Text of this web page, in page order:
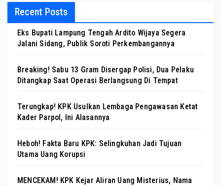
Recent Posts
Eks Bupati Lampung Tengah Ardito Wijaya Segera
Jalani Sidang, Publik Soroti Perkembangannya
Breaking! Sabu 13 Gram Disergap Polisi, Dua Pelaku
Ditangkap Saat Operasi Berlangsung Di Tempat
Terungkap! KPK Usulkan Lembaga Pengawasan Ketat
Kader Parpol, Ini Alasannya
Heboh! Fakta Baru KPK: Selingkuhan Jadi Tujuan
Utama Uang Korupsi
MENCEKAM! KPK Kejar Aliran Uang Misterius, Nama